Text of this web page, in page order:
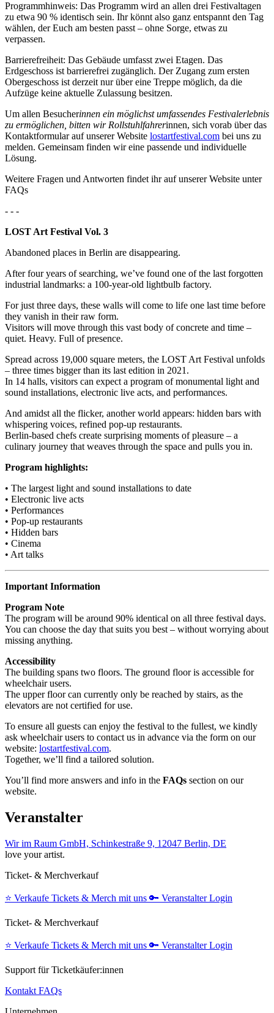
Programmhinweis: Das Programm wird an allen drei Festivaltagen
zu etwa 90 % identisch sein. Ihr könnt also ganz entspannt den Tag
wählen, der Euch am besten passt – ohne Sorge, etwas zu
verpassen.
Barrierefreiheit: Das Gebäude umfasst zwei Etagen. Das
Erdgeschoss ist barrierefrei zugänglich. Der Zugang zum ersten
Obergeschoss ist derzeit nur über eine Treppe möglich, da die
Aufzüge keine aktuelle Zulassung besitzen.
Um allen Besucherinnen ein möglichst umfassendes Festivalerlebnis
zu ermöglichen, bitten wir Rollstuhlfahrerinnen, sich vorab über das
Kontaktformular auf unserer Website lostartfestival.com bei uns zu
melden. Gemeinsam finden wir eine passende und individuelle
Lösung.
Weitere Fragen und Antworten findet ihr auf unserer Website unter
FAQs
- - -
LOST Art Festival Vol. 3
Abandoned places in Berlin are disappearing.
After four years of searching, we’ve found one of the last forgotten
industrial landmarks: a 100-year-old lightbulb factory.
For just three days, these walls will come to life one last time before
they vanish in their raw form.
Visitors will move through this vast body of concrete and time –
quiet. Heavy. Full of presence.
Spread across 19,000 square meters, the LOST Art Festival unfolds
– three times bigger than its last edition in 2021.
In 14 halls, visitors can expect a program of monumental light and
sound installations, electronic live acts, and performances.
And amidst all the flicker, another world appears: hidden bars with
whispering voices, refined pop-up restaurants.
Berlin-based chefs create surprising moments of pleasure – a
culinary journey that weaves through the space and pulls you in.
Program highlights:
• The largest light and sound installations to date
• Electronic live acts
• Performances
• Pop-up restaurants
• Hidden bars
• Cinema
• Art talks
Important Information
Program Note
The program will be around 90% identical on all three festival days.
You can choose the day that suits you best – without worrying about
missing anything.
Accessibility
The building spans two floors. The ground floor is accessible for
wheelchair users.
The upper floor can currently only be reached by stairs, as the
elevators are not certified for use.
To ensure all guests can enjoy the festival to the fullest, we kindly
ask wheelchair users to contact us in advance via the form on our
website: lostartfestival.com.
Together, we’ll find a tailored solution.
You’ll find more answers and info in the FAQs section on our
website.
Veranstalter
Wir im Raum GmbH, Schinkestraße 9, 12047 Berlin, DE
love your artist.
Ticket- & Merchverkauf
⭐️ Verkaufe Tickets & Merch mit uns 🔑 Veranstalter Login
Ticket- & Merchverkauf
⭐️ Verkaufe Tickets & Merch mit uns 🔑 Veranstalter Login
Support für Ticketkäufer:innen
Kontakt FAQs